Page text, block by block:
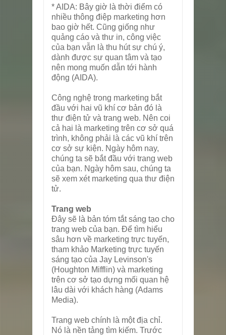
* AIDA: Bây giờ là thời điểm có
nhiều thông điệp marketing hơn
bao giờ hết. Cũng giống như
quảng cáo và thư in, công việc
của bạn vẫn là thu hút sự chú ý,
dành được sự quan tâm và tạo
nên mong muốn dẫn tới hành
động (AIDA).
Công nghệ trong marketing bắt
đầu với hai vũ khí cơ bản đó là
thư điện tử và trang web. Nên coi
cả hai là marketing trên cơ sở quá
trình, không phải là các vũ khí trên
cơ sở sự kiện. Ngày hôm nay,
chúng ta sẽ bắt đầu với trang web
của bạn. Ngày hôm sau, chúng ta
sẽ xem xét marketing qua thư điện
tử.
Trang web
Đây sẽ là bản tóm tắt sáng tạo cho
trang web của bạn. Để tìm hiểu
sâu hơn về marketing trực tuyến,
tham khảo Marketing trực tuyến
sáng tạo của Jay Levinson's
(Houghton Mifflin) và marketing
trên cơ sở tạo dựng mối quan hệ
lâu dài với khách hàng (Adams
Media).
Trang web chính là một địa chỉ.
Nó là nền tảng tìm kiếm. Trước